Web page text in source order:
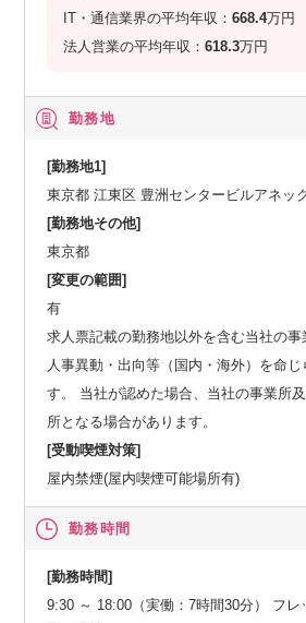
IT・通信業界の平均年収：668.4万円
法人営業の平均年収：618.3万円
勤務地
[勤務地1]
東京都 江東区 豊洲センタービルアネッ
[勤務地その他]
東京都
[変更の範囲]
有
求人票記載の勤務地以外を含む当社の事
人事異動・出向等（国内・海外）を命じ
す。 当社が認めた場合、当社の事業所
所となる場合があります。
[受動喫煙対策]
屋内禁煙(屋内喫煙可能場所有)
勤務時間
[勤務時間]
9:30 ～ 18:00（実働：7時間30分） フ